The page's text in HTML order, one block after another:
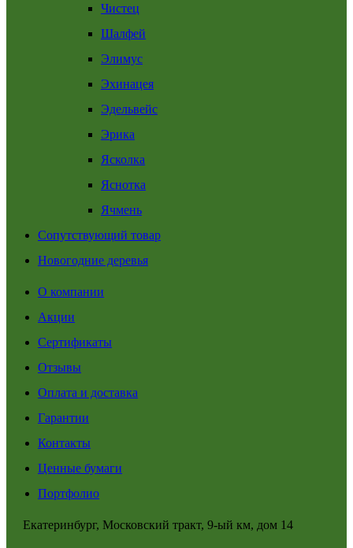
Чистец
Шалфей
Элимус
Эхинацея
Эдельвейс
Эрика
Ясколка
Яснотка
Ячмень
Сопутствующий товар
Новогодние деревья
О компании
Акции
Сертификаты
Отзывы
Оплата и доставка
Гарантии
Контакты
Ценные бумаги
Портфолио
Екатеринбург, Московский тракт, 9-ый км, дом 14